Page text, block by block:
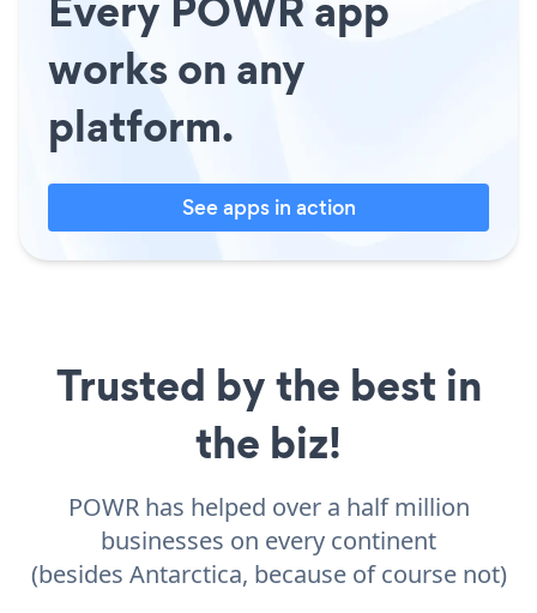
works on any
platform.
See apps in action
Trusted by the best in
the biz!
POWR has helped over a half million
businesses on every continent
(besides Antarctica, because of course not)